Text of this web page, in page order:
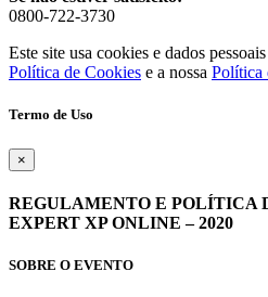
0800-722-3730
Este site usa cookies e dados
Política de Cookies e a nossa Política
Termo de Uso
×
REGULAMENTO E POLÍTICA
EXPERT XP ONLINE – 2020
SOBRE O EVENTO